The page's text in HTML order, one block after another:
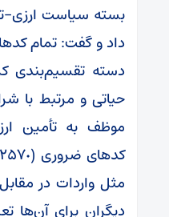
بسته سیاست
داد و گفت: تمام
دسته تقسیم‌بندی
حیاتی و مرتبط با
موظف به تأمین
مثل واردات در
دیگران برای آن‌ها